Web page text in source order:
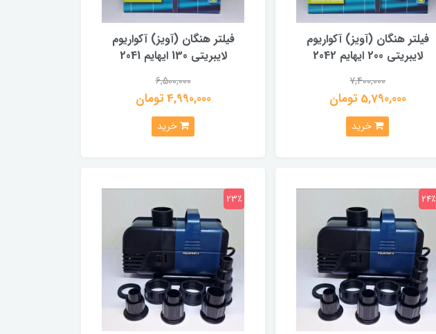
فیلتر هنگان (آویز) آکواریوم
لایبریتی 200 ایهایم 2042
7,400,000
5,790,000 تومان
خرید
فیلتر هنگان (آویز) آکواریوم
لایبریتی 130 ایهایم 2041
6,500,000
4,990,000 تومان
خرید
24٪ 23٪